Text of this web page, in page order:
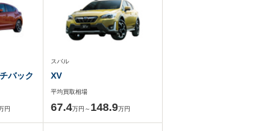
バック
円
スバル
XV
平均買取相場
67.4万円～ 148.9万円